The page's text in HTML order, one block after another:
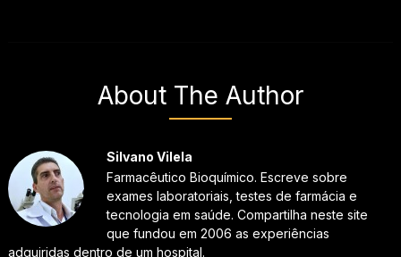
About The Author
Silvano Vilela
Farmacêutico Bioquímico. Escreve sobre
exames laboratoriais, testes de farmácia e
tecnologia em saúde. Compartilha neste site
que fundou em 2006 as experiências
adquiridas dentro de um hospital.